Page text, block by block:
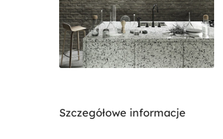
Szczegółowe informacje